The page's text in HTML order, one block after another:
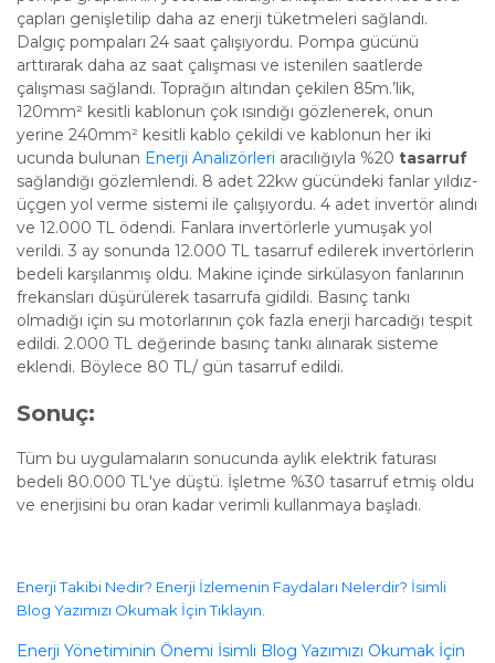
çapları genişletilip daha az enerji tüketmeleri sağlandı.
Dalgıç pompaları 24 saat çalışıyordu. Pompa gücünü
arttırarak daha az saat çalışması ve istenilen saatlerde
çalışması sağlandı. Toprağın altından çekilen 85m.’lik,
120mm² kesitli kablonun çok ısındığı gözlenerek, onun
yerine 240mm² kesitli kablo çekildi ve kablonun her iki
ucunda bulunan Enerji Analizörleri aracılığıyla %20 tasarruf
sağlandığı gözlemlendi. 8 adet 22kw gücündeki fanlar yıldız-
üçgen yol verme sistemi ile çalışıyordu. 4 adet invertör alındı
ve 12.000 TL ödendi. Fanlara invertörlerle yumuşak yol
verildi. 3 ay sonunda 12.000 TL tasarruf edilerek invertörlerin
bedeli karşılanmış oldu. Makine içinde sirkülasyon fanlarının
frekansları düşürülerek tasarrufa gidildi. Basınç tankı
olmadığı için su motorlarının çok fazla enerji harcadığı tespit
edildi. 2.000 TL değerinde basınç tankı alınarak sisteme
eklendi. Böylece 80 TL/ gün tasarruf edildi.
Sonuç:
Tüm bu uygulamaların sonucunda aylık elektrik faturası
bedeli 80.000 TL'ye düştü. İşletme %30 tasarruf etmiş oldu
ve enerjisini bu oran kadar verimli kullanmaya başladı.
Enerji Takibi Nedir? Enerji İzlemenin Faydaları Nelerdir? İsimli
Blog Yazımızı Okumak İçin Tıklayın.
Enerji Yönetiminin Önemi​ İsimli Blog Yazımızı Okumak İçin